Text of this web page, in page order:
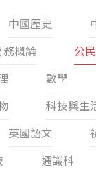
中國歷史
概論
公
數學
科技與生
英國語文
通識科